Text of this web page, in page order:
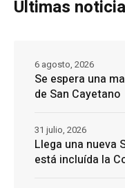
Últimas
Se espera una
de San Cayetano
6 agosto, 2026
Llega una nueva
está incluída la
31 julio, 2026